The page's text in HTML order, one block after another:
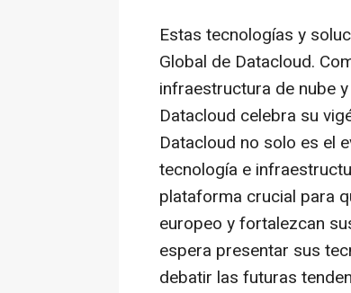
Estas tecnologías y
Global de Datacloud.
infraestructura de nube
Datacloud celebra su
Datacloud no solo es el
tecnología e
plataforma crucial para
europeo y fortalezcan
espera presentar sus
debatir las futuras